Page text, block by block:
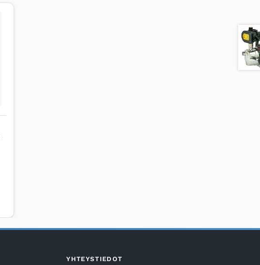
YHTEYSTIEDOT